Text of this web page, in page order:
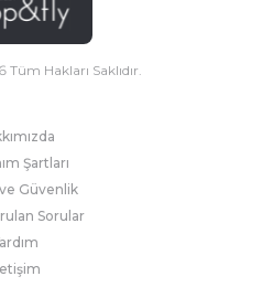
Tüm Hakları Saklıdır.
Şartları
Güvenlik
Sorular